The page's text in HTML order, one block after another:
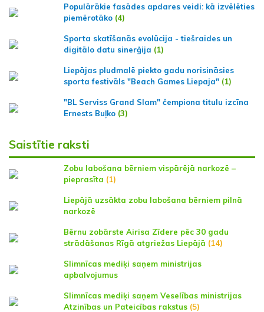
Populārākie fasādes apdares veidi: kā izvēlēties
piemērotāko (4)
Sporta skatīšanās evolūcija - tiešraides un
digitālo datu sinerģija (1)
Liepājas pludmalē piekto gadu norisināsies
sporta festivāls "Beach Games Liepaja" (1)
"BL Serviss Grand Slam" čempiona titulu izcīna
Ernests Buļko (3)
Saistītie raksti
Zobu labošana bērniem vispārējā narkozē –
pieprasīta (1)
Liepājā uzsākta zobu labošana bērniem pilnā
narkozē
Bērnu zobārste Airisa Zīdere pēc 30 gadu
strādāšanas Rīgā atgriežas Liepājā (14)
Slimnīcas mediķi saņem ministrijas
apbalvojumus
Slimnīcas mediķi saņem Veselības ministrijas
Atzinības un Pateicības rakstus (5)